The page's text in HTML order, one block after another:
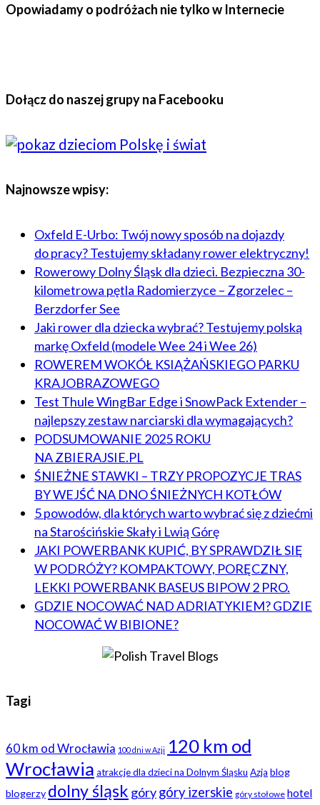
Opowiadamy o podróżach nie tylko w Internecie
Dołącz do naszej grupy na Facebooku
Najnowsze wpisy:
Oxfeld E-Urbo: Twój nowy sposób na dojazdy
do pracy? Testujemy składany rower elektryczny!
Rowerowy Dolny Śląsk dla dzieci. Bezpieczna 30-
kilometrowa pętla Radomierzyce – Zgorzelec –
Berzdorfer See
Jaki rower dla dziecka wybrać? Testujemy polską
markę Oxfeld (modele Wee 24 i Wee 26)
ROWEREM WOKÓŁ KSIĄŻAŃSKIEGO PARKU
KRAJOBRAZOWEGO
Test Thule WingBar Edge i SnowPack Extender –
najlepszy zestaw narciarski dla wymagających?
PODSUMOWANIE 2025 ROKU
NA ZBIERAJSIE.PL
ŚNIEŻNE STAWKI – TRZY PROPOZYCJE TRAS
BY WEJŚĆ NA DNO ŚNIEŻNYCH KOTŁÓW
5 powodów, dla których warto wybrać się z dziećmi
na Starościńskie Skały i Lwią Górę
JAKI POWERBANK KUPIĆ, BY SPRAWDZIŁ SIĘ
W PODRÓŻY? KOMPAKTOWY, PORĘCZNY,
LEKKI POWERBANK BASEUS BIPOW 2 PRO.
GDZIE NOCOWAĆ NAD ADRIATYKIEM? GDZIE
NOCOWAĆ W BIBIONE?
Tagi
60 km od Wrocławia 100 dni w Azji 120 km od
Wrocławia atrakcje dla dzieci na Dolnym Śląsku Azja blog
blogerzy dolny śląsk górygóry izerskie góry stołowe hotel